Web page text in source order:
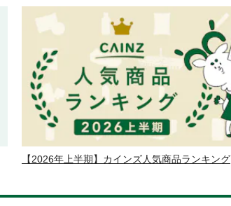
【2026年上半期】カインズ人気商品ランキング